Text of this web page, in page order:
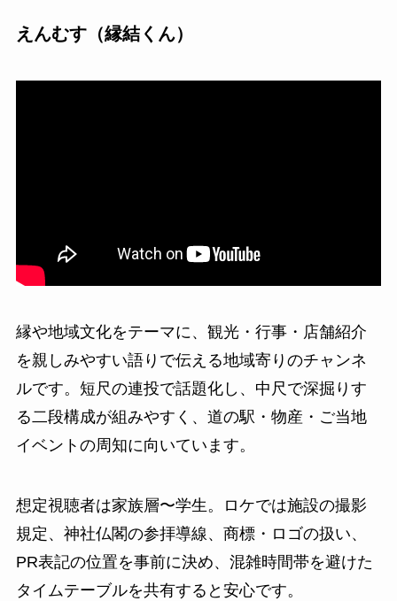
えんむす（縁結くん）
縁や地域文化をテーマに、観光・行事・店舗紹介
を親しみやすい語りで伝える地域寄りのチャンネ
ルです。短尺の連投で話題化し、中尺で深掘りす
る二段構成が組みやすく、道の駅・物産・ご当地
イベントの周知に向いています。
想定視聴者は家族層〜学生。ロケでは施設の撮影
規定、神社仏閣の参拝導線、商標・ロゴの扱い、
PR表記の位置を事前に決め、混雑時間帯を避けた
タイムテーブルを共有すると安心です。